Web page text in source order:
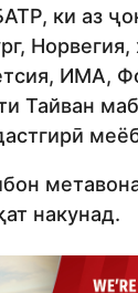
ки аз
Норвегия,
ИМА,
Тайван
накунад.